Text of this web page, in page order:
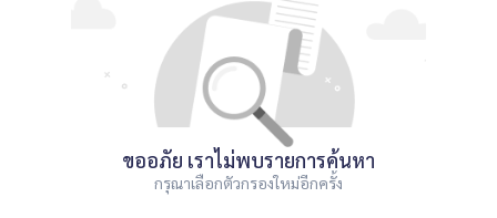
ขออภัย เราไม่พบรายการค้นหา
กรุณาเลือกตัวกรองใหม่อีกครั้ง